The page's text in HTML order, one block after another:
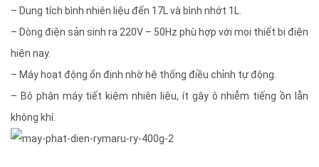
– Dung tích bình nhiên liệu đến 17L và bình nhớt 1L.
– Dòng điện sản sinh ra 220V – 50Hz phù hợp với mọi thiết bị điện
hiện nay.
– Máy hoạt động ổn định nhờ hệ thống điều chỉnh tự động.
– Bộ phận máy tiết kiệm nhiên liệu, ít gây ô nhiễm tiếng ồn lẫn
không khí.